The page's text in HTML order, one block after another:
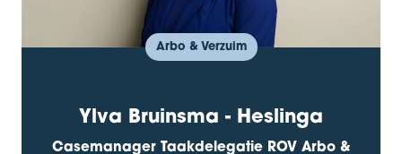
Arbo & Verzuim
Ylva Bruinsma - Heslinga
Casemanager Taakdelegatie ROV Arbo &